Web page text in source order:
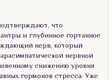
что
и глубинное гортанное
нерв, который
нервной
снижению уровня
гормонов стресса. Уже